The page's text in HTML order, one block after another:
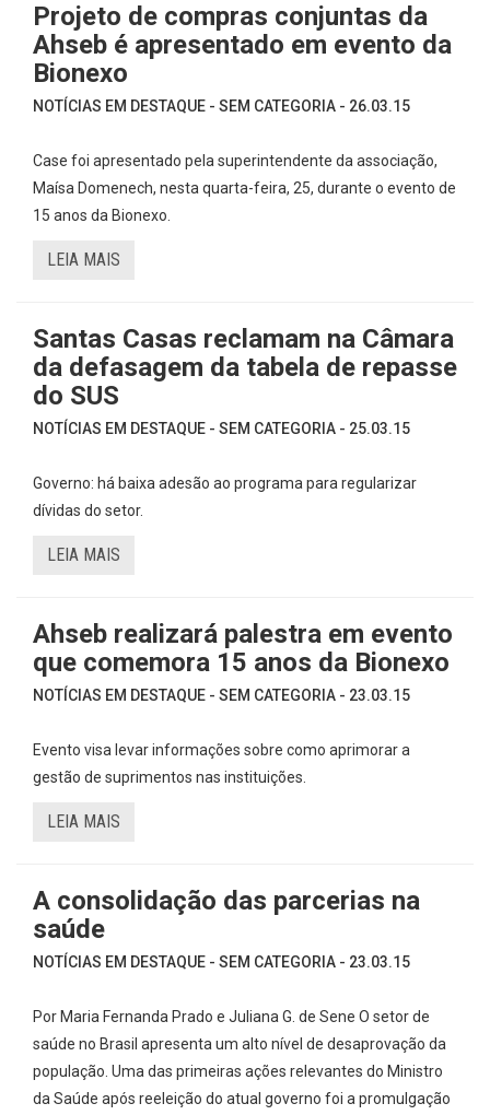
Projeto de compras conjuntas da
Ahseb é apresentado em evento da
Bionexo
NOTÍCIAS EM DESTAQUE - SEM CATEGORIA - 26.03.15
Case foi apresentado pela superintendente da associação,
Maísa Domenech, nesta quarta-feira, 25, durante o evento de
15 anos da Bionexo.
LEIA MAIS
Santas Casas reclamam na Câmara
da defasagem da tabela de repasse
do SUS
NOTÍCIAS EM DESTAQUE - SEM CATEGORIA - 25.03.15
Governo: há baixa adesão ao programa para regularizar
dívidas do setor.
LEIA MAIS
Ahseb realizará palestra em evento
que comemora 15 anos da Bionexo
NOTÍCIAS EM DESTAQUE - SEM CATEGORIA - 23.03.15
Evento visa levar informações sobre como aprimorar a
gestão de suprimentos nas instituições.
LEIA MAIS
A consolidação das parcerias na
saúde
NOTÍCIAS EM DESTAQUE - SEM CATEGORIA - 23.03.15
Por Maria Fernanda Prado e Juliana G. de Sene O setor de
saúde no Brasil apresenta um alto nível de desaprovação da
população. Uma das primeiras ações relevantes do Ministro
da Saúde após reeleição do atual governo foi a promulgação